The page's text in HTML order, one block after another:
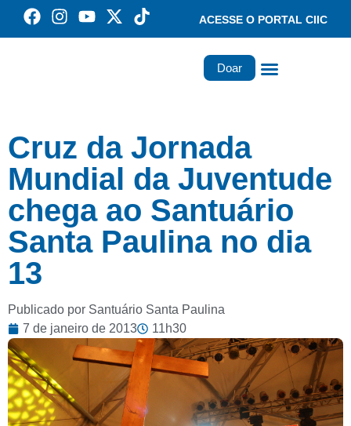
ACESSE O PORTAL CIIC
Doar
Cruz da Jornada
Mundial da Juventude
chega ao Santuário
Santa Paulina no dia
13
Publicado por Santuário Santa Paulina
7 de janeiro de 2013
11h30